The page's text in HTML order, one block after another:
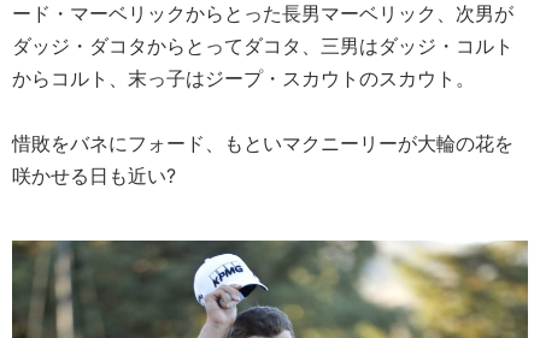
ード・マーベリックからとった長男マーベリック、次男が
ダッジ・ダコタからとってダコタ、三男はダッジ・コルト
からコルト、末っ子はジープ・スカウトのスカウト。
惜敗をバネにフォード、もといマクニーリーが大輪の花を
咲かせる日も近い?